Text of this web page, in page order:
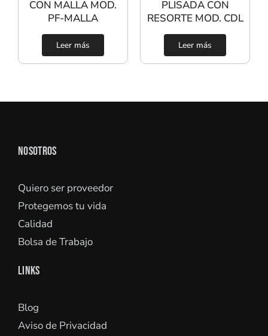
CON MALLA MOD.
PF-MALLA
Leer más
PLISADA CON
RESORTE MOD. CDL
Leer más
NOSOTROS
Quiero ser proveedor
Protegemos tu vida
Calidad
Bolsa de Trabajo
LINKS
Blog
Aviso de Privacidad